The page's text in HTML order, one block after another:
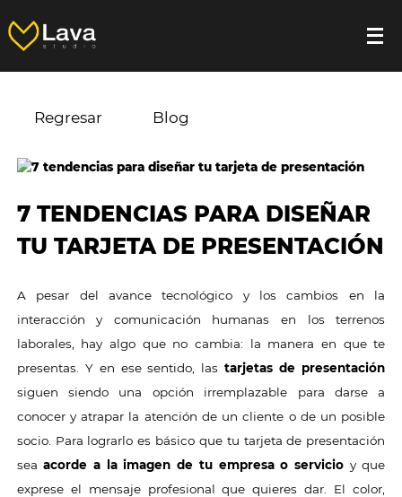
Regresar Blog
7 TENDENCIAS PARA DISEÑAR
TU TARJETA DE PRESENTACIÓN
A pesar del avance tecnológico y los cambios en la
interacción y comunicación humanas en los terrenos
laborales, hay algo que no cambia: la manera en que te
presentas. Y en ese sentido, lastarjetas de presentación
siguen siendo una opción irremplazable para darse a
conocer y atrapar la atención de un cliente o de un posible
socio. Para lograrlo es básico que tu tarjeta de presentación
sea acorde a la imagen de tu empresa o servicioy que
exprese el mensaje profesional que quieres dar. El color,